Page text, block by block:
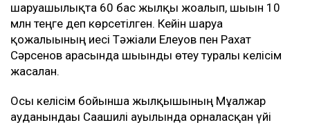
шаруашылықта 60 бас жылқы жоғалып, шығын 10
млн теңге деп көрсетілген. Кейін шаруа
қожалығының иесі Тәжіғали Елеуов пен Рахат
Сәрсенов арасында шығынды өтеу туралы келісім
жасалған.
Осы келісім бойынша жылқышының Мұғалжар
ауданындағы Сағашилі ауылында орналасқан үйі